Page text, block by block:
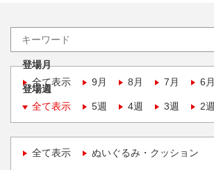
登場月
全て表示
9月 8月 7月 6月
登場週
全て表示
5週 4週 3週 2週
全て表示 ぬいぐるみ・クッション